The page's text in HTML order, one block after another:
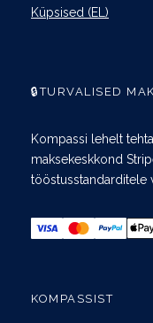
Küpsised (EL)
🔒TURVALISED
Kompassi lehelt
maksekeskkond
tööstusstandarditele
KOMPASSIST